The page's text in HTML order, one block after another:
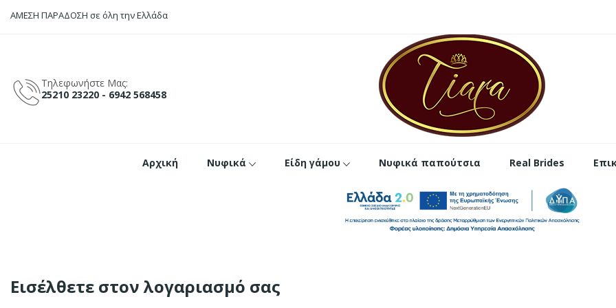
ΑΜΕΣΗ ΠΑΡΑΔΟΣΗ σε όλη την Ελλάδα
Τηλεφωνήστε Μας:
25210 23220 - 6942 568458
Αρχική Νυφικά Είδη γάμου Νυφικά παπούτσια Real Brides
Εισέλθετε στον λογαριασμό σας